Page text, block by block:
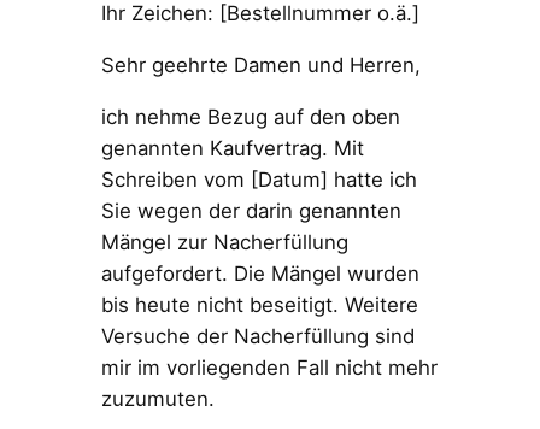
Ihr Zeichen: [Bestellnummer o.ä.]
Sehr geehrte Damen und Herren,
ich nehme Bezug auf den oben
genannten Kaufvertrag. Mit
Schreiben vom [Datum] hatte ich
Sie wegen der darin genannten
Mängel zur Nacherfüllung
aufgefordert. Die Mängel wurden
bis heute nicht beseitigt. Weitere
Versuche der Nacherfüllung sind
mir im vorliegenden Fall nicht mehr
zuzumuten.